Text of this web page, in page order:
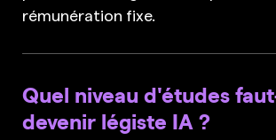
rémunération fixe.
Quel niveau d'études
devenir légiste IA ?